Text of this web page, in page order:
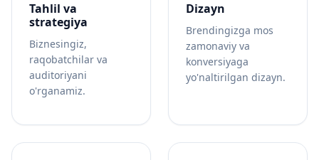
Tahlil va
strategiya
Biznesingiz,
raqobatchilar va
auditoriyani
o'rganamiz.
Dizayn
Brendingizga mos
zamonaviy va
konversiyaga
yo'naltirilgan dizayn.